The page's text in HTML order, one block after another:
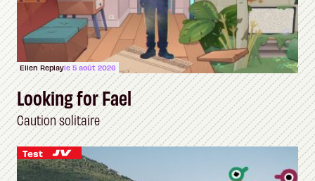
Ellen Replayle 5 août 2026
Looking for Fael
Caution solitaire
Test